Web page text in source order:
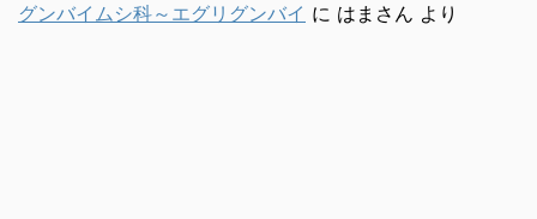
グンバイムシ科～エグリグンバイ に はまさん より